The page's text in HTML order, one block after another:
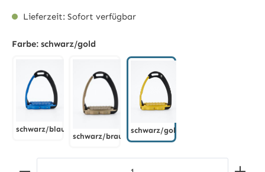
Lieferzeit: Sofort verfügbar
Farbe: schwarz/gold
schwarz/blau
schwarz/braun
schwarz/braun
schwarz/gold
Produkt Anzahl: Gib den gewünschten Wert ein